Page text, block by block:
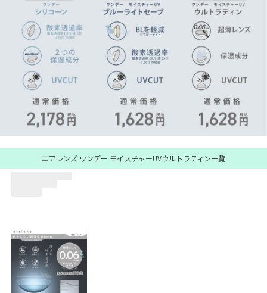
エアレンズ ワンデー モイスチャーUVウルトラティン一覧